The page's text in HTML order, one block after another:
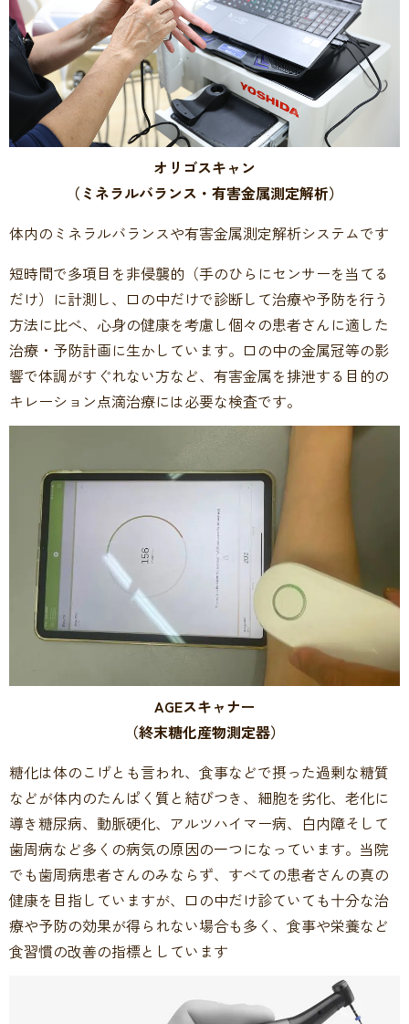
オリゴスキャン
（ミネラルバランス・有害金属測定解析）
体内のミネラルバランスや有害金属測定解析システムです
短時間で多項目を非侵襲的（手のひらにセンサーを当てる
だけ）に計測し、口の中だけで診断して治療や予防を行う
方法に比べ、心身の健康を考慮し個々の患者さんに適した
治療・予防計画に生かしています。口の中の金属冠等の影
響で体調がすぐれない方など、有害金属を排泄する目的の
キレーション点滴治療には必要な検査です。
AGEスキャナー
（終末糖化産物測定器）
糖化は体のこげとも言われ、食事などで摂った過剰な糖質
などが体内のたんぱく質と結びつき、細胞を劣化、老化に
導き糖尿病、動脈硬化、アルツハイマー病、白内障そして
歯周病など多くの病気の原因の一つになっています。当院
でも歯周病患者さんのみならず、すべての患者さんの真の
健康を目指していますが、口の中だけ診ていても十分な治
療や予防の効果が得られない場合も多く、食事や栄養など
食習慣の改善の指標としています